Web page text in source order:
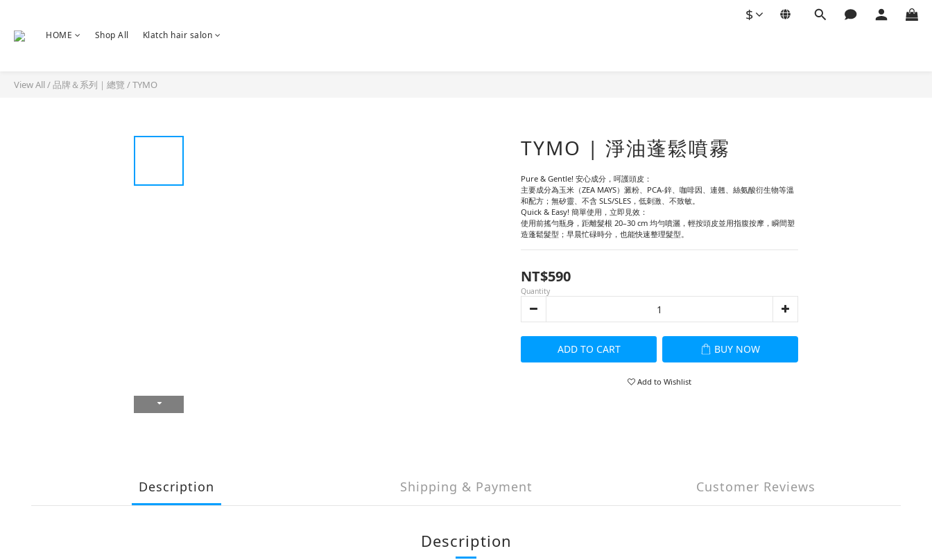
$
HOME Shop All Klatch hair salon
View All/品牌＆系列｜總覽 /TYMO
TYMO | 淨油蓬鬆噴霧
Pure & Gentle! 安心成分，呵護頭皮：
主要成分為玉米（ZEA MAYS）澱粉、PCA-鋅、咖啡因、連翹、絲氨酸衍生物等溫
和配方；無矽靈、不含 SLS/SLES，低刺激、不致敏。
Quick & Easy! 簡單使用，立即見效：
使用前搖勻瓶身，距離髮根 20–30 cm 均勻噴灑，輕按頭皮並用指腹按摩，瞬間塑
造蓬鬆髮型；早晨忙碌時分，也能快速整理髮型。
NT$590
Quantity
ADD TO CART BUY NOW
Add to Wishlist
Description Shipping & Payment Customer Reviews
Description